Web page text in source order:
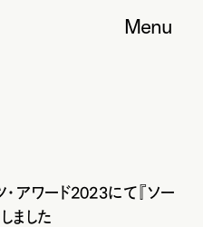
Menu
・アワード2023にて『ソー
ました